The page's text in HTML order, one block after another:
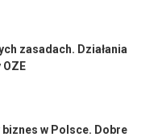
zasadach. Działania
OZE
w Polsce. Dobre